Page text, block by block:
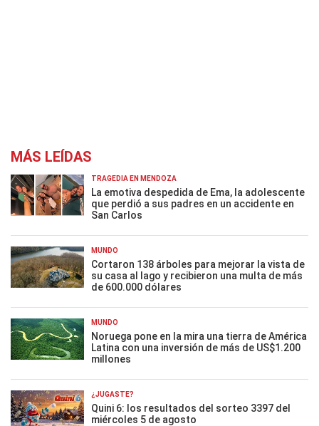
MÁS LEÍDAS
TRAGEDIA EN MENDOZA
La emotiva despedida de Ema, la adolescente
que perdió a sus padres en un accidente en
San Carlos
MUNDO
Cortaron 138 árboles para mejorar la vista de
su casa al lago y recibieron una multa de más
de 600.000 dólares
MUNDO
Noruega pone en la mira una tierra de América
Latina con una inversión de más de US$1.200
millones
¿JUGASTE?
Quini 6: los resultados del sorteo 3397 del
miércoles 5 de agosto